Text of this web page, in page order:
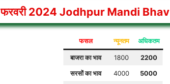
फरवरी 2024 Jodhpur Mandi Bhav
फसल न्यूनतम अधिकतम
बाजरा का भाव 1800
2200
सरसों का भाव
4000
5000